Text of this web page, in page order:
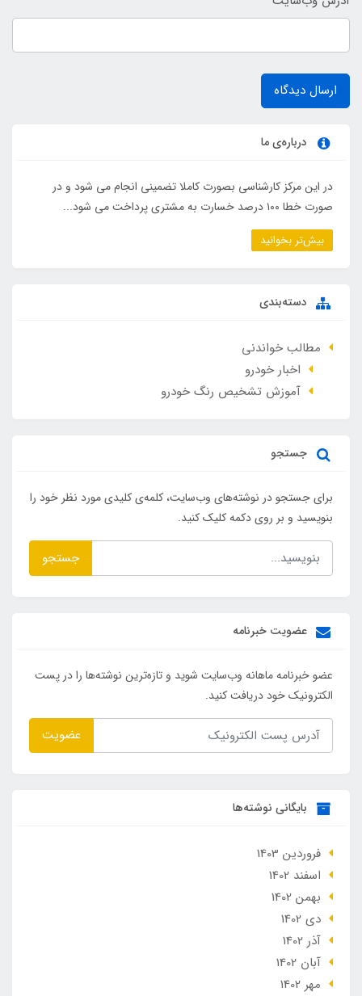
ارسال دیدگاه
درباره‌ی ما
در این مرکز کارشناسی بصورت کاملا تضمینی انجام می شود و در
صورت خطا ۱۰۰ درصد خسارت به مشتری پرداخت می شود...
بیش‌تر بخوانید
دسته‌بندی
مطالب خواندنی
اخبار خودرو
آموزش تشخیص رنگ خودرو
جستجو
برای جستجو در نوشته‌های وب‌سایت، کلمه‌ی کلیدی مورد نظر خود را
بنویسید و بر روی دکمه کلیک کنید.
جستجو
عضویت خبرنامه
عضو خبرنامه ماهانه وب‌سایت شوید و تازه‌ترین نوشته‌ها را در پست
الکترونیک خود دریافت کنید.
عضویت
بایگانی نوشته‌ها
فروردین 1403
اسفند 1402
بهمن 1402
دی 1402
آذر 1402
آبان 1402
مهر 1402